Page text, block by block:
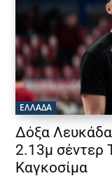
ΕΛΛΑΔΑ
Δόξα
2.13μ σέντερ
Καγκοσίμα